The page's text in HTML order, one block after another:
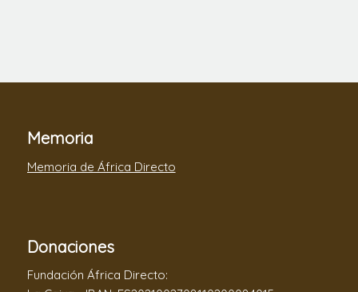
Memoria
Memoria de África Directo
Donaciones
Fundación África Directo: